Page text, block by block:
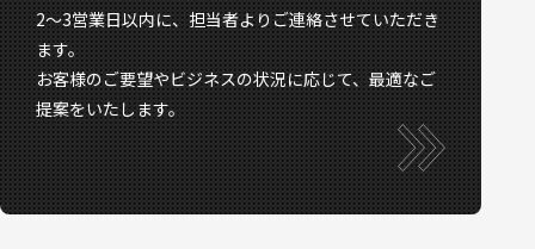
2〜3営業日以内に、担当者よりご連絡させていただき
ます。
お客様のご要望やビジネスの状況に応じて、最適なご
提案をいたします。